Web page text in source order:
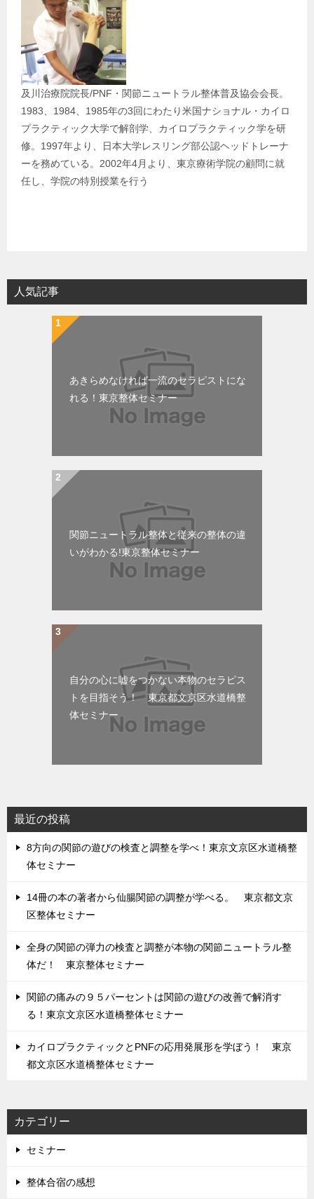
及川治療院院長/PNF・関節ニュートラル整体普及協会会長。
1983、1984、1985年の3回にわたり米国ナショナル・カイロ
プラクティック大学で解剖学、カイロプラクティック学を研
修。1997年より、日本大学レスリング部公認ヘッドトレーナ
ーを務めている。2002年4月より、東京療術学院の顧問に就
任し、学院の特別授業を行う
人気記事
あきらめなければ一流のセラピストにな
れる！東京整体セミナー
関節ニュートラル整体と従来の整体の違
いがわかる!東京整体セミナー
自分の心に嘘をつかない本物のセラピス
トを目指そう！ 東京都文京区水道橋整
体セミナー
最近の投稿
8方向の関節の遊びの検査と調整を学べ！東京文京区水道橋整
体セミナー
14冊の本の著者から仙腸関節の調整が学べる。 東京都文京
区整体セミナー
全身の関節の弾力の検査と調整が本物の関節ニュートラル整
体だ！ 東京整体セミナー
関節の痛みの９５パーセントは関節の遊びの改善で解消す
る！東京文京区水道橋整体セミナー
カイロプラクティックとPNFの応用発展形を学ぼう！ 東京
都文京区水道橋整体セミナー
カテゴリー
セミナー
整体合宿の感想